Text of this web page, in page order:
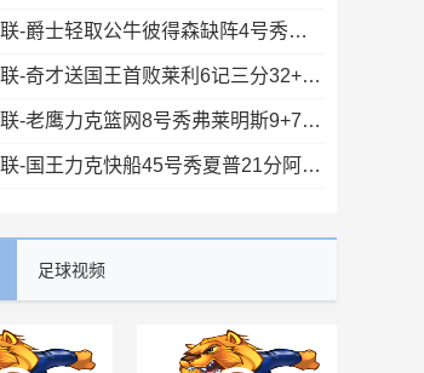
🏀夏联-爵士轻取公牛彼得森缺阵4号秀威尔逊19+8+5帽罚球6中0
🏀夏联-奇才送国王首败莱利6记三分32+6迪班萨23+7雷诺20+12
🏀夏联-老鹰力克篮网8号秀弗莱明斯9+7+5科比·约翰逊17+7
🏀夏联-国王力克快船45号秀夏普21分阿卡夫19+7瓦格勒7中1
足球视频